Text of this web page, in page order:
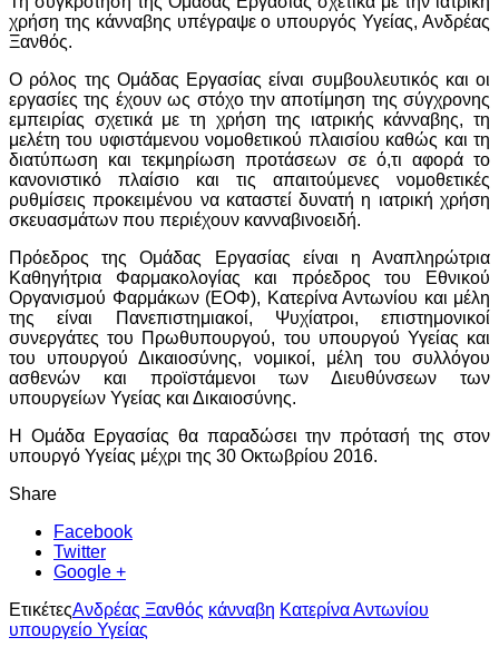
χρήση της κάνναβης υπέγραψε ο υπουργός Υγείας, Ανδρέας
Ξανθός.
Ο ρόλος της Ομάδας Εργασίας είναι συμβουλευτικός και οι
εργασίες της έχουν ως στόχο την αποτίμηση της σύγχρονης
εμπειρίας σχετικά με τη χρήση της ιατρικής κάνναβης, τη
μελέτη του υφιστάμενου νομοθετικού πλαισίου καθώς και τη
διατύπωση και τεκμηρίωση προτάσεων σε ό,τι αφορά το
κανονιστικό πλαίσιο και τις απαιτούμενες νομοθετικές
ρυθμίσεις προκειμένου να καταστεί δυνατή η ιατρική χρήση
σκευασμάτων που περιέχουν κανναβινοειδή.
Πρόεδρος της Ομάδας Εργασίας είναι η Αναπληρώτρια
Καθηγήτρια Φαρμακολογίας και πρόεδρος του Εθνικού
Οργανισμού Φαρμάκων (ΕΟΦ), Κατερίνα Αντωνίου και μέλη
της είναι Πανεπιστημιακοί, Ψυχίατροι, επιστημονικοί
συνεργάτες του Πρωθυπουργού, του υπουργού Υγείας και
του υπουργού Δικαιοσύνης, νομικοί, μέλη του συλλόγου
ασθενών και προϊστάμενοι των Διευθύνσεων των
υπουργείων Υγείας και Δικαιοσύνης.
Η Ομάδα Εργασίας θα παραδώσει την πρότασή της στον
υπουργό Υγείας μέχρι της 30 Οκτωβρίου 2016.
Share
Facebook
Twitter
Google +
ΕτικέτεςΑνδρέας Ξανθός κάνναβη Κατερίνα Αντωνίου
υπουργείο Υγείας